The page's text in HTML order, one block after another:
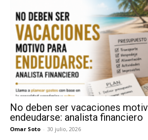
No deben ser vacaciones
endeudarse: analista financiero
Omar Soto - 30 julio, 2026